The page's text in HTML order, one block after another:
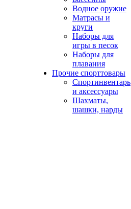
Водное оружие
Матрасы и
круги
Наборы для
игры в песок
Наборы для
плавания
Прочие спорттовары
Спортинвентарь
и аксессуары
Шахматы,
шашки, нарды